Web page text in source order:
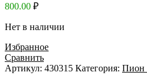
800.00 ₽
Нет в наличии
Избранное
Сравнить
Артикул: 430315 Категория: Пион